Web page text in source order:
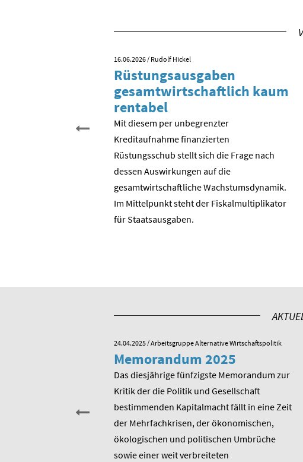
Einheit. Aber was
16.06.2026/ Rudolf Hickel
Rüstungsausgaben
gesamtwirtschaftlich kaum
rentabel
Mit diesem per unbegrenzter
Kreditaufnahme finanzierten
Rüstungsschub stellt sich die Frage nach
dessen Auswirkungen auf die
gesamtwirtschaftli­che Wachstumsdynamik.
Im Mittelpunkt steht der Fiskalmultiplikator
für Staatsausgaben.
24.04.2025/ Arbeitsgruppe Alternative Wirtschaftspolitik
Memorandum 2025
Das diesjährige fünfzigste Memorandum zur
Kritik der die Politik und Gesellschaft
bestimmenden Kapitalmacht fällt in eine Zeit
der Mehrfachkrisen, der ökonomischen,
ökologischen und politischen Umbrüche
sowie einer weit verbreiteten